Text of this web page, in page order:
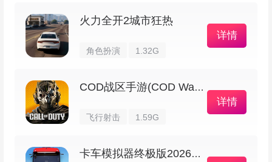
2、选个你想玩的模式；
火力全开2城市狂热
角色扮演 1.32G
详情
COD战区手游(COD Warzone)
飞行射击 1.59G
详情
卡车模拟器终极版2026最新版